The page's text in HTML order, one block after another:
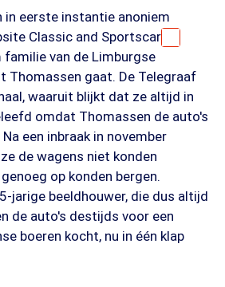
in eerste instantie anoniem
Classic and Sportscar
van de Limburgse
Thomassen gaat. De Telegraaf
waaruit blijkt dat ze altijd in
omdat Thomassen de auto's
een inbraak in november
de wagens niet konden
op konden bergen.
jarige beeldhouwer, die dus altijd
de auto's destijds voor een
boeren kocht, nu in één klap